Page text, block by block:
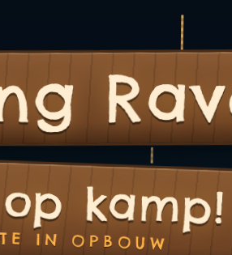
kamp!
IN OPBOUW